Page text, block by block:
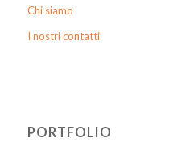
Chi siamo
I nostri contatti
PORTFOLIO